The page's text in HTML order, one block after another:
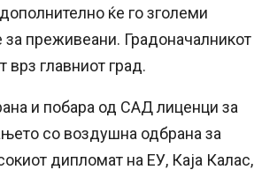
ќе го зголеми
за преживеани. Градоначалникот
врз главниот град.
и побара од САД лиценци за
со воздушна одбрана за
дипломат на ЕУ, Каја Калас,